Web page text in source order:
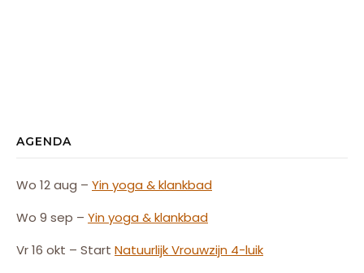
AGENDA
Wo 12 aug – Yin yoga & klankbad
Wo 9 sep – Yin yoga & klankbad
Vr 16 okt – Start NatuurlijkVrouwzijn 4-luik